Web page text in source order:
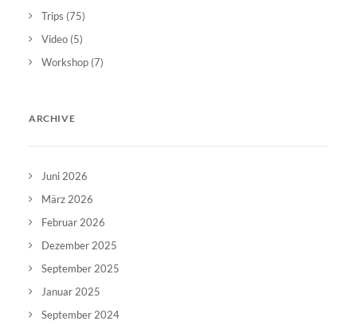
Trips (75)
Video (5)
Workshop (7)
ARCHIVE
Juni 2026
März 2026
Februar 2026
Dezember 2025
September 2025
Januar 2025
September 2024